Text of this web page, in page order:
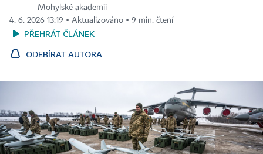
Mohylské akademii
4. 6. 2026 13:19 ▪ Aktualizováno ▪ 9 min. čtení
PŘEHRÁT ČLÁNEK
ODEBÍRAT AUTORA